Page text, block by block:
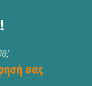
σας